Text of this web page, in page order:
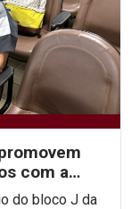
com a
do bloco J da